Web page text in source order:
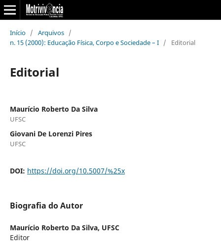
Início / Arquivos /
n. 15 (2000): Educação Física, Corpo e Sociedade – I / Editorial
Editorial
Maurício Roberto Da Silva
UFSC
Giovani De Lorenzi Pires
UFSC
DOI: https://doi.org/10.5007/%25x
Biografia do Autor
Maurício Roberto Da Silva, UFSC
Editor